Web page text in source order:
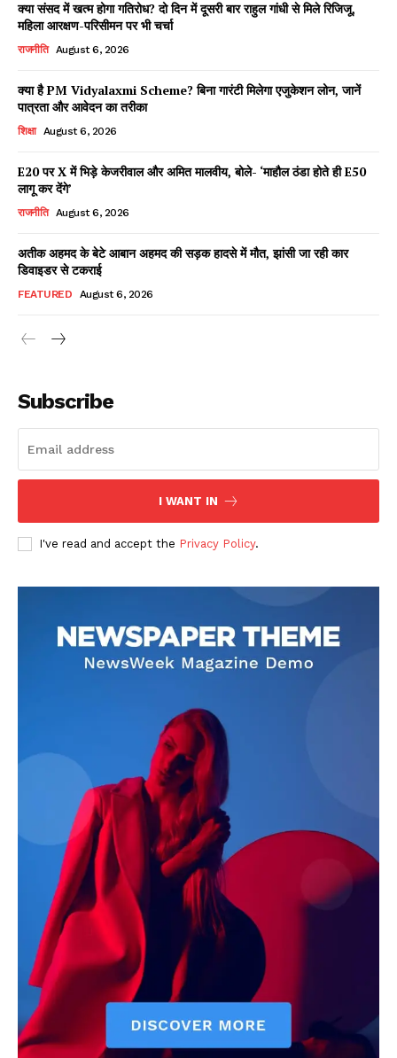
Facebook
X WhatsApp
Read Latest News on AIN
DOWNLOAD NOW
AIN NEWS 1
Contact Us
About Us
Privacy Policy
Terms of Use Agreement
Facebook
X WhatsApp
Share
क्या संसद में खत्म होगा गतिरोध? दो दिन में दूसरी बार राहुल गांधी से मिले रिजिजू,
महिला आरक्षण-परिसीमन पर भी चर्चा
राजनीति August 6, 2026
क्या है PM Vidyalaxmi Scheme? बिना गारंटी मिलेगा एजुकेशन लोन, जानें
पात्रता और आवेदन का तरीका
शिक्षा August 6, 2026
E20 पर X में भिड़े केजरीवाल और अमित मालवीय, बोले- ‘माहौल ठंडा होते ही E50
लागू कर देंगे’
राजनीति August 6, 2026
अतीक अहमद के बेटे आबान अहमद की सड़क हादसे में मौत, झांसी जा रही कार
डिवाइडर से टकराई
FEATURED August 6, 2026
Subscribe
I WANT IN
I've read and accept the Privacy Policy.